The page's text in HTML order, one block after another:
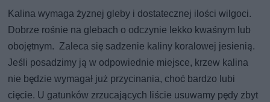
Kalina wymaga żyznej gleby i dostatecznej ilości wilgoci.
Dobrze rośnie na glebach o odczynie lekko kwaśnym lub
obojętnym. Zaleca się sadzenie kaliny koralowej jesienią.
Jeśli posadzimy ją w odpowiednie miejsce, krzew kalina
nie będzie wymagał już przycinania, choć bardzo lubi
cięcie. U gatunków zrzucających liście usuwamy pędy zbyt